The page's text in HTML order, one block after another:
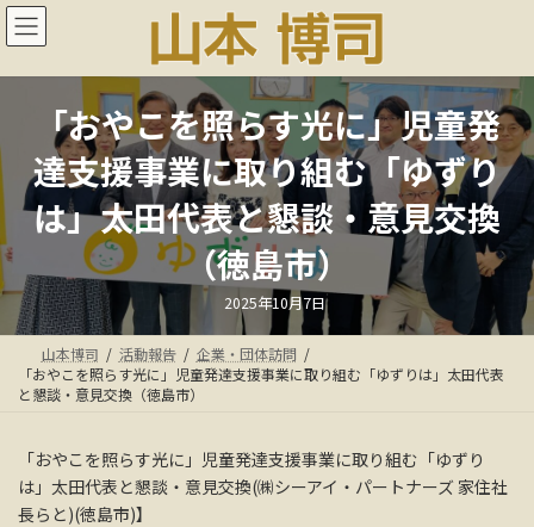
コ
ン
ン
ス
キ
ッ
プ
ナ
ビ
ー
ン
に
移
動
「おやこを照らす光に」児童発
達支援事業に取り組む「ゆずり
は」太田代表と懇談・意見交換
（徳島市）
最
終
更
日
時
:
2025年10月7日
山本博司 活動報告
企業・団体訪問
「おやこを照らす光に」児童発達支援事業に取り組む「ゆずりは」太田代表
と懇談・意見交換（徳島市）
「おやこを照らす光に」児童発達支援事業に取り組む「ゆずり
は」太田代表と懇談・意見交換(㈱シーアイ・パートナーズ 家住社
長らと)(徳島市)】